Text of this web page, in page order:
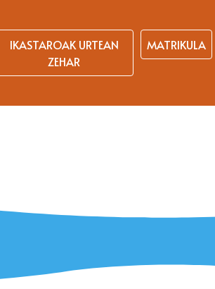
IKASTAROAK URTEAN
ZEHAR
MATRIKULA